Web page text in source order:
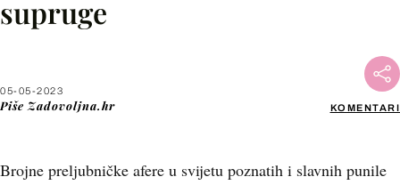
supruge
05-05-2023
Piše Zadovoljna.hr KOMENTARI
Brojne preljubničke afere u svijetu poznatih i slavnih punile